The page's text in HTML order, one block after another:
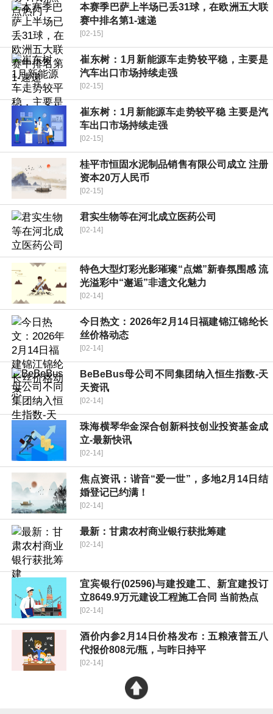
本赛季巴萨上半场已丢31球，在欧洲五大联
赛中排名第1-速递
[02-15]
崔东树：1月新能源车走势较平稳，主要是
汽车出口市场持续走强
[02-15]
崔东树：1月新能源车走势较平稳 主要是汽
车出口市场持续走强
[02-15]
桂平市恒固水泥制品销售有限公司成立 注册
资本20万人民币
[02-15]
君实生物等在河北成立医药公司
[02-14]
特色大型灯彩光影璀璨“点燃”新春氛围感 流
光溢彩中“邂逅”非遗文化魅力
[02-14]
今日热文：2026年2月14日福建锦江锦纶长
丝价格动态
[02-14]
BeBeBus母公司不同集团纳入恒生指数-天
天资讯
[02-14]
珠海横琴华金深合创新科技创业投资基金成
立-最新快讯
[02-14]
焦点资讯：谐音“爱一世”，多地2月14日结
婚登记已约满！
[02-14]
最新：甘肃农村商业银行获批筹建
[02-14]
宜宾银行(02596)与建投建工、新宜建投订
立8649.9万元建设工程施工合同 当前热点
[02-14]
酒价内参2月14日价格发布：五粮液普五八
代报价808元/瓶，与昨日持平
[02-14]